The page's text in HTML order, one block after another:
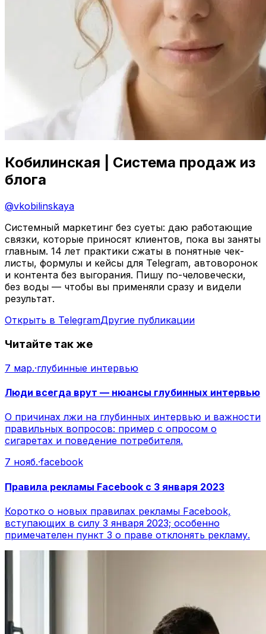
Кобилинская | Система продаж из
блога
@vkobilinskaya
Системный маркетинг без суеты: даю работающие
связки, которые приносят клиентов, пока вы заняты
главным. 14 лет практики сжаты в понятные чек-
листы, формулы и кейсы для Telegram, автоворонок
и контента без выгорания. Пишу по-человечески,
без воды — чтобы вы применяли сразу и видели
результат.
Открыть в TelegramДругие публикации
Читайте так же
7 мар.·глубинные интервью
Люди всегда врут — нюансы глубинных интервью
О причинах лжи на глубинных интервью и важности
правильных вопросов: пример с опросом о
сигаретах и поведение потребителя.
7 нояб.·facebook
Правила рекламы Facebook с 3 января 2023
Коротко о новых правилах рекламы Facebook,
вступающих в силу 3 января 2023; особенно
примечателен пункт 3 о праве отклонять рекламу.